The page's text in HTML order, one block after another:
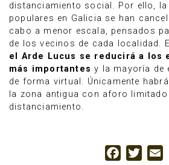
distanciamiento social. Por ello,
populares en Galicia se han
cabo a menor escala, pensados
de los vecinos de cada localidad.
el Arde Lucus se reducirá a los
más importantes y la mayoría de
de forma virtual. Únicamente
la zona antigua con aforo limitado
distanciamiento.
Facebook